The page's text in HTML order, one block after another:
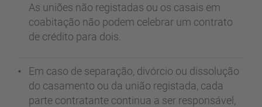
As uniões não registadas ou os casais em
coabitação não podem celebrar um contrato
de crédito para dois.
Em caso de separação, divórcio ou dissolução
do casamento ou da união registada, cada
parte contratante continua a ser responsável,